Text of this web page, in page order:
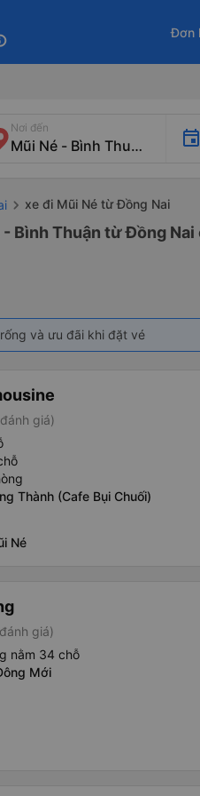
Đơn
Nơi đến
xe đi Mũi Né từ Đồng Nai
Bình Thuận từ Đồng
và ưu đãi khi đặt vé
giá)
Thành (Cafe Bụi Chuối)
Né
giá)
nằm 34 chỗ
Mới